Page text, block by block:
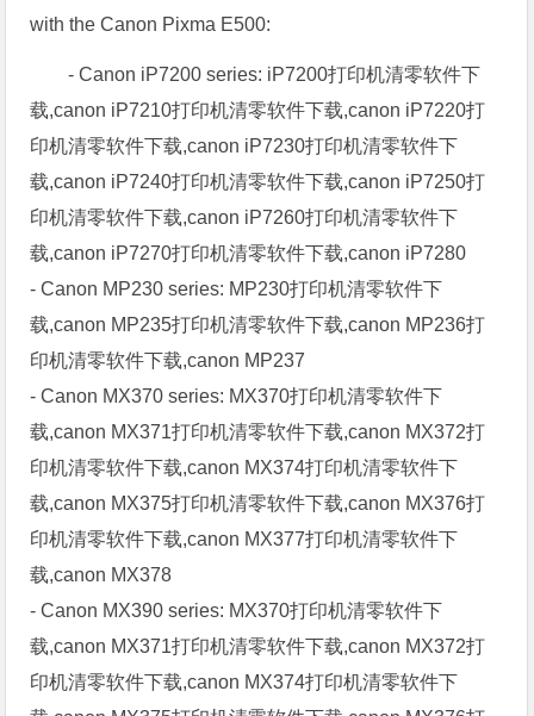
with the Canon Pixma E500:
- Canon iP7200 series: iP7200打印机清零软件下
载,canon iP7210打印机清零软件下载,canon iP7220打
印机清零软件下载,canon iP7230打印机清零软件下
载,canon iP7240打印机清零软件下载,canon iP7250打
印机清零软件下载,canon iP7260打印机清零软件下
载,canon iP7270打印机清零软件下载,canon iP7280
- Canon MP230 series: MP230打印机清零软件下
载,canon MP235打印机清零软件下载,canon MP236打
印机清零软件下载,canon MP237
- Canon MX370 series: MX370打印机清零软件下
载,canon MX371打印机清零软件下载,canon MX372打
印机清零软件下载,canon MX374打印机清零软件下
载,canon MX375打印机清零软件下载,canon MX376打
印机清零软件下载,canon MX377打印机清零软件下
载,canon MX378
- Canon MX390 series: MX370打印机清零软件下
载,canon MX371打印机清零软件下载,canon MX372打
印机清零软件下载,canon MX374打印机清零软件下